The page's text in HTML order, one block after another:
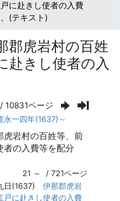
に赴きし使者の入費
(テキスト)
虎岩村の百姓
赴きし使者の入
/ 10831ページ